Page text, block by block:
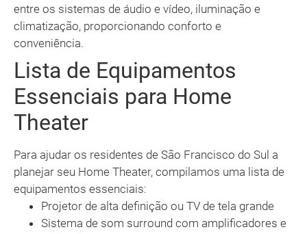
entre os sistemas de áudio e vídeo, iluminação e
climatização, proporcionando conforto e
conveniência.
Lista de Equipamentos
Essenciais para Home
Theater
Para ajudar os residentes de São Francisco do Sul a
planejar seu Home Theater, compilamos uma lista de
equipamentos essenciais:
Projetor de alta definição ou TV de tela grande
Sistema de som surround com amplificadores e